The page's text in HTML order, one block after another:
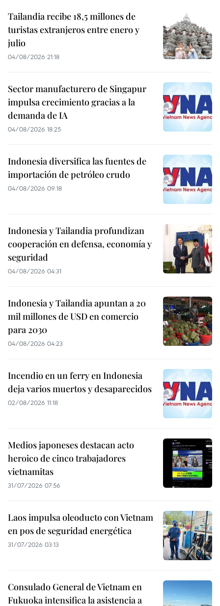
Tailandia recibe 18,5 millones de
turistas extranjeros entre enero y
julio
04/08/2026 21:18
Sector manufacturero de Singapur
impulsa crecimiento gracias a la
demanda de IA
04/08/2026 18:25
Indonesia diversifica las fuentes de
importación de petróleo crudo
04/08/2026 09:18
Indonesia y Tailandia profundizan
cooperación en defensa, economía y
seguridad
04/08/2026 04:31
Indonesia y Tailandia apuntan a 20
mil millones de USD en comercio
para 2030
04/08/2026 04:23
Incendio en un ferry en Indonesia
deja varios muertos y desaparecidos
02/08/2026 11:18
Medios japoneses destacan acto
heroico de cinco trabajadores
vietnamitas
31/07/2026 07:56
Laos impulsa oleoducto con Vietnam
en pos de seguridad energética
31/07/2026 03:13
Consulado General de Vietnam en
Fukuoka intensifica la asistencia a